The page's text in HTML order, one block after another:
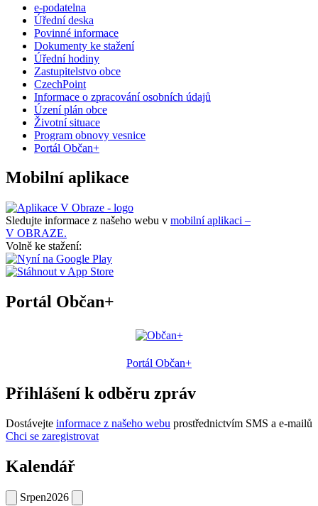
e-podatelna
Úřední deska
Povinné informace
Dokumenty ke stažení
Úřední hodiny
Zastupitelstvo obce
CzechPoint
Informace o zpracování osobních údajů
Úzení plán obce
Životní situace
Program obnovy vesnice
Portál Občan+
Mobilní aplikace
Sledujte informace z našeho webu v mobilní aplikaci –
V OBRAZE.
Volně ke stažení:
Portál Občan+
Portál Občan+
Přihlášení k odběru zpráv
Dostávejte informace z našeho webu prostřednictvím SMS a e-mailů
Chci se zaregistrovat
Kalendář
Srpen2026